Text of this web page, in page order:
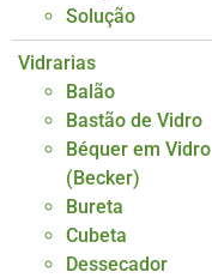
Solução
Vidrarias
Balão
Bastão de Vidro
Béquer em Vidro
(Becker)
Bureta
Cubeta
Dessecador